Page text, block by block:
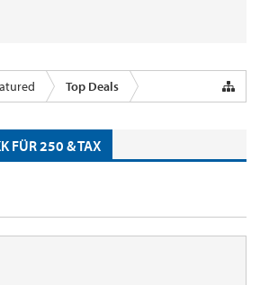
Top Deals
FÜR 250 & TAX